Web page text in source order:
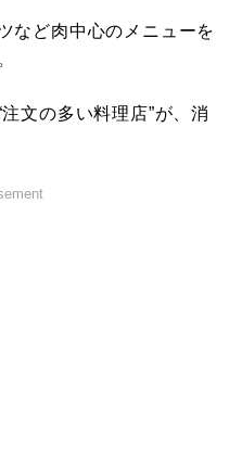
など肉中心のメニューを
文の多い料理店”が、消